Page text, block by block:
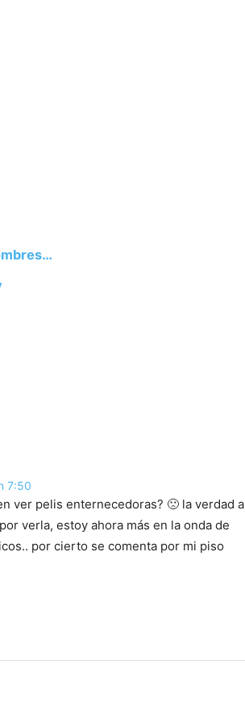
7:50
ver pelis enternecedoras? 🙁 la verdad a
verla, estoy ahora más en la onda de
por cierto se comenta por mi piso